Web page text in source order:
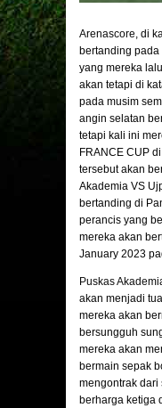
Arenascore, di
bertanding
yang mereka
akan tetapi di
pada musim
angin selatan
tetapi kali ini
FRANCE CUP
tersebut akan
Akademia VS
bertanding di
perancis yang
mereka akan
January 2023
Puskas
akan menjadi
mereka akan
bersungguh
mereka akan
bermain sepak
mengontrak dari
berharga ketiga